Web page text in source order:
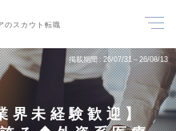
のスカウト転職
掲載期間 26/07/31～26/08/13
界未経験歓迎】